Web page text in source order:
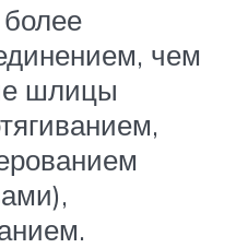
чем
шлицы